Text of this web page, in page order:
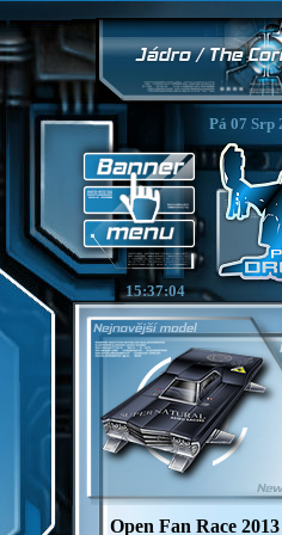
15:37:05
Pá 07 Srp
Open Fan Race 2013